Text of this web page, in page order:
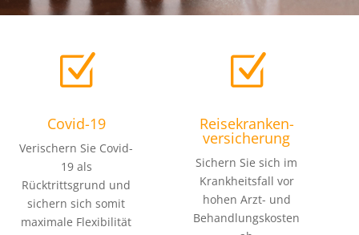
Z
Covid-19
Verischern Sie Covid-
19 als
Rücktrittsgrund und
sichern sich somit
maximale Flexibilität
Z
Reisekranken-
versicherung
Sichern Sie sich im
Krankheitsfall vor
hohen Arzt- und
Behandlungskosten